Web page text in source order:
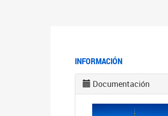
INFORMACIÓN
Documentación